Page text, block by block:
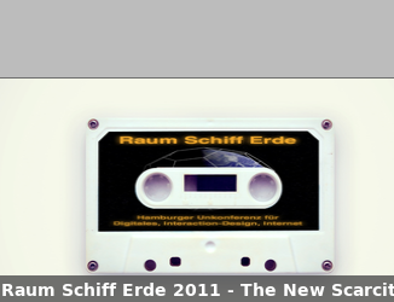
Raum Schiff Erde 2011 - The New